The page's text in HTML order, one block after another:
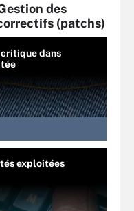
des
(patchs)
dans
exploitées